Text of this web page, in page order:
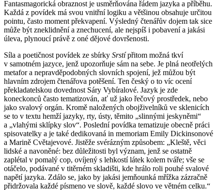
Fantasmagorická obraznost je usměrňována řádem jazyka a příběhu.
Každá z povídek má svou vnitřní logiku a většinou obsahuje určitou
pointu, často moment překvapení. Výsledný čtenářův dojem tak sice
může být zneklidnění a znechucení, ale nejspíš i pobavení a jakási
úleva, plynoucí právě z oné dějové dovršenosti.
Síla a poetičnost povídek ze sbírky Srstípřitom možná tkví
v samotném jazyce, jenž upozorňuje sám na sebe. Je plná neotřelých
metafor a nepravděpodobných slovních spojení, jež můžou být
hlavním zdrojem čtenářova potěšení. Ten český o to víc ocení
překladatelskou dovednost Sáry Vybíralové. Jazyk je zde
koneckonců často tematizován, ať už jako řečový prostředek, nebo
jako svalový orgán. Kromě naložených obojživelníků ve sklenicích
se to v textu hemží jazyky, rty, ústy, těmito „slinnými jeskyněmi“
a „vlahými sklípky slov“. Poslední povídka tematizuje obecně práci
spisovatelky a je také dedikovaná in memoriam Emily Dickinsonové
a Marině Cvětajevové. Jistěže svérázným způsobem: „Kleště, věci
lidské a navoněné: bez důležitosti byl význam, jenž se ostatně
zaplétal v pomalý cop, ovíjený s lehkostí látek kolem tváře; vše se
otáčelo, podávané v titěrném skladišti, kde hrálo roli pouhé svalové
napětí jazyka. Zdálo se, jako by jakási jemňounká mřížka zázračně
přidržovala každé písmeno ve slově, každé slovo ve větném celku.“